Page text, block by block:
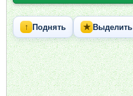
↑ Поднять ★ Выделить